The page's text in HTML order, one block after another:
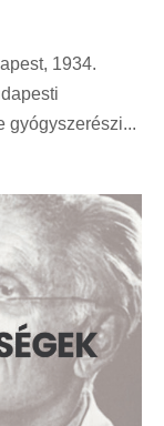
1934.
gyógyszerészi...